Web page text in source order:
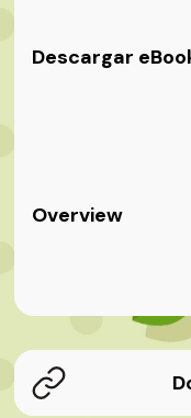
Descargar
Overview